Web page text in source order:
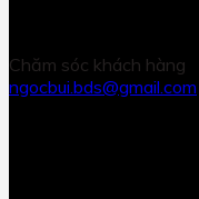
Chăm sóc khách hàng
ngocbui.bds@gmail.com